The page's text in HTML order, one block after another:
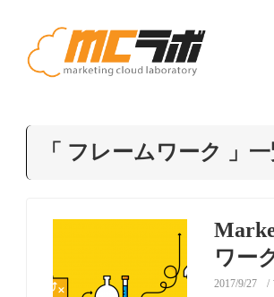
フレームワーク
ワー
2017/9/27 /